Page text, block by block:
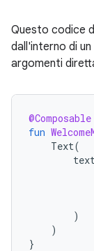
Questo codice
dall'interno di
argomenti
@Composable
fun
Text(
)
)
}